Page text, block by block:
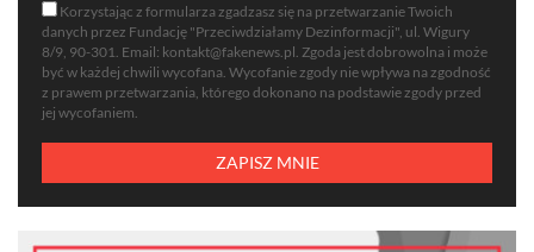
Korzystając z formularza zgadzasz się na przetwarzanie Twoich
danych przez Fundację "Przeciwdziałamy Dezinformacji", ul. Wigury
8/9, 90-301. Email: kontakt@fakenews.pl . Zgoda jest dobrowolna i może
być w każdej chwili wycofana. Wycofanie zgody nie wpływa na zgodność
z prawem przetwarzania, którego dokonano na podstawie zgody przed
jej wycofaniem.